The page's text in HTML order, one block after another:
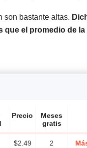
son bastante altas.
que el promedio de
Precio
Meses
gratis
$2.49 2